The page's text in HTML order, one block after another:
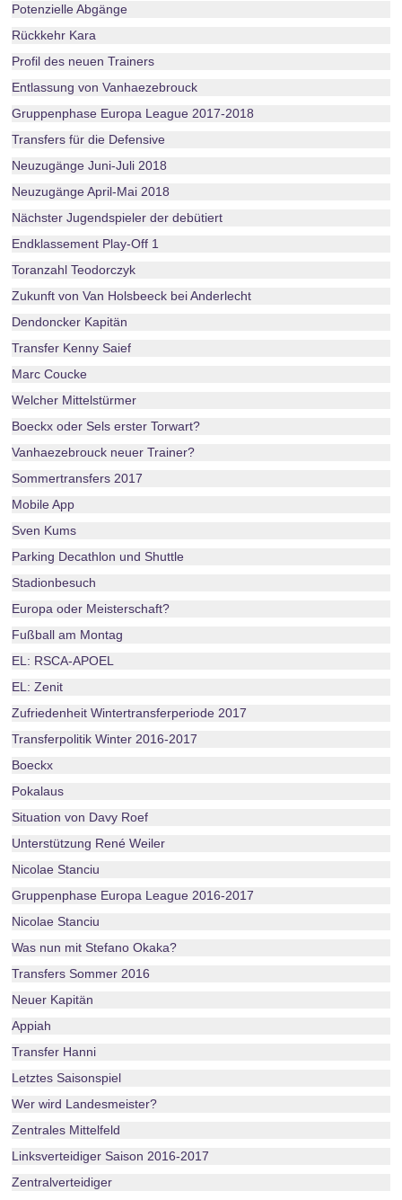
Potenzielle Abgänge
Rückkehr Kara
Profil des neuen Trainers
Entlassung von Vanhaezebrouck
Gruppenphase Europa League 2017-2018
Transfers für die Defensive
Neuzugänge Juni-Juli 2018
Neuzugänge April-Mai 2018
Nächster Jugendspieler der debütiert
Endklassement Play-Off 1
Toranzahl Teodorczyk
Zukunft von Van Holsbeeck bei Anderlecht
Dendoncker Kapitän
Transfer Kenny Saief
Marc Coucke
Welcher Mittelstürmer
Boeckx oder Sels erster Torwart?
Vanhaezebrouck neuer Trainer?
Sommertransfers 2017
Mobile App
Sven Kums
Parking Decathlon und Shuttle
Stadionbesuch
Europa oder Meisterschaft?
Fußball am Montag
EL: RSCA-APOEL
EL: Zenit
Zufriedenheit Wintertransferperiode 2017
Transferpolitik Winter 2016-2017
Boeckx
Pokalaus
Situation von Davy Roef
Unterstützung René Weiler
Nicolae Stanciu
Gruppenphase Europa League 2016-2017
Nicolae Stanciu
Was nun mit Stefano Okaka?
Transfers Sommer 2016
Neuer Kapitän
Appiah
Transfer Hanni
Letztes Saisonspiel
Wer wird Landesmeister?
Zentrales Mittelfeld
Linksverteidiger Saison 2016-2017
Zentralverteidiger